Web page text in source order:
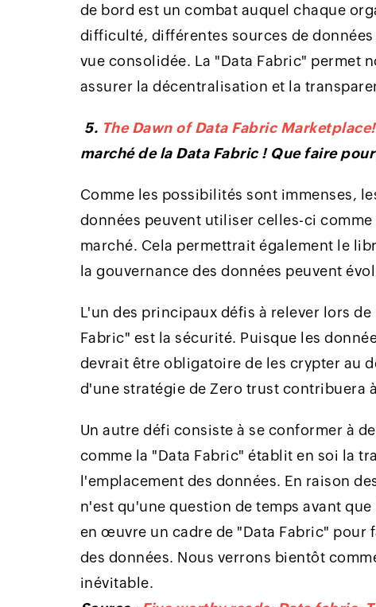
de bord est un combat auquel chaque
difficulté, différentes sources de
vue consolidée. La "Data Fabric" permet
assurer la décentralisation et la
5. The Dawn of Data Fabric
marché de la Data Fabric ! Que faire
Comme les possibilités sont immenses,
données peuvent utiliser celles-ci
marché. Cela permettrait également le
la gouvernance des données peuvent
L'un des principaux défis à relever lors
Fabric" est la sécurité. Puisque les
devrait être obligatoire de les crypter au
d'une stratégie de Zero trust contribuera
Un autre défi consiste à se conformer à
comme la "Data Fabric" établit en soi la
l'emplacement des données. En raison
n'est qu'une question de temps avant
en œuvre un cadre de "Data Fabric" pour
des données. Nous verrons bientôt
inévitable.